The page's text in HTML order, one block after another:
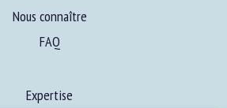
Nous connaître
FAQ
Expertise